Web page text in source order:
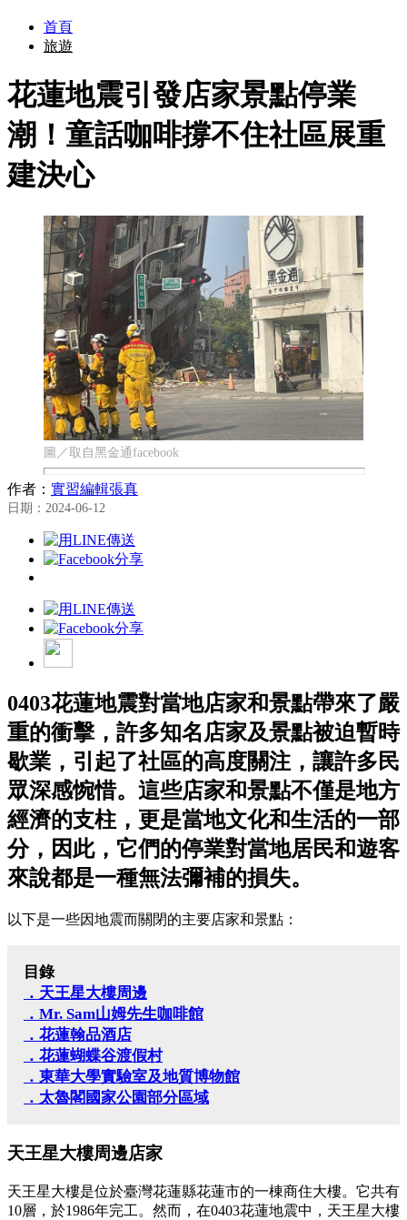
首頁
旅遊
花蓮地震引發店家景點停業
潮！童話咖啡撐不住社區展重
建決心
圖／取自黑金通facebook
作者： 實習編輯張真
日期：2024-06-12
0403花蓮地震對當地店家和景點帶來了嚴
重的衝擊，許多知名店家及景點被迫暫時
歇業，引起了社區的高度關注，讓許多民
眾深感惋惜。這些店家和景點不僅是地方
經濟的支柱，更是當地文化和生活的一部
分，因此，它們的停業對當地居民和遊客
來說都是一種無法彌補的損失。
以下是一些因地震而關閉的主要店家和景點：
目錄
．天王星大樓周邊
．Mr. Sam山姆先生咖啡館
．花蓮翰品酒店
．花蓮蝴蝶谷渡假村
．東華大學實驗室及地質博物館
．太魯閣國家公園部分區域
天王星大樓周邊店家
天王星大樓是位於臺灣花蓮縣花蓮市的一棟商住大樓。它共有
10層，於1986年完工。然而，在0403花蓮地震中，天王星大樓